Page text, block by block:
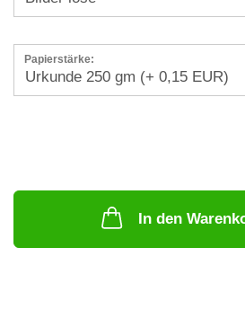
Papierstärke:
In den